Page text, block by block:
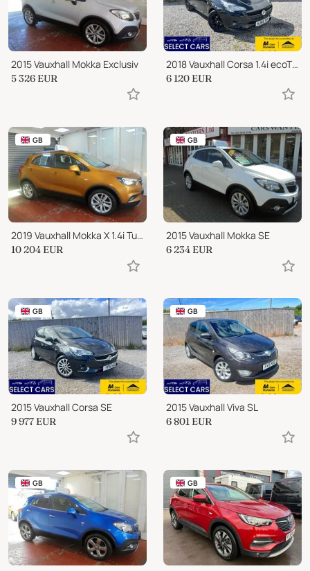
2015 Vauxhall Mokka Exclusiv
5 326 EUR
2018 Vauxhall Corsa 1.4i ecoTEC Griffin Hatchback 5dr Petrol Manual Eu
6 120 EUR
GB
2019 Vauxhall Mokka X 1.4i Turbo Active Auto Euro 6 5dr
10 204 EUR
GB
2015 Vauxhall Mokka SE
6 234 EUR
GB
2015 Vauxhall Corsa SE
9 977 EUR
GB
2015 Vauxhall Viva SL
6 801 EUR
GB GB